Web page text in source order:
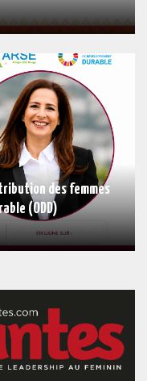
des femmes
(ODD)